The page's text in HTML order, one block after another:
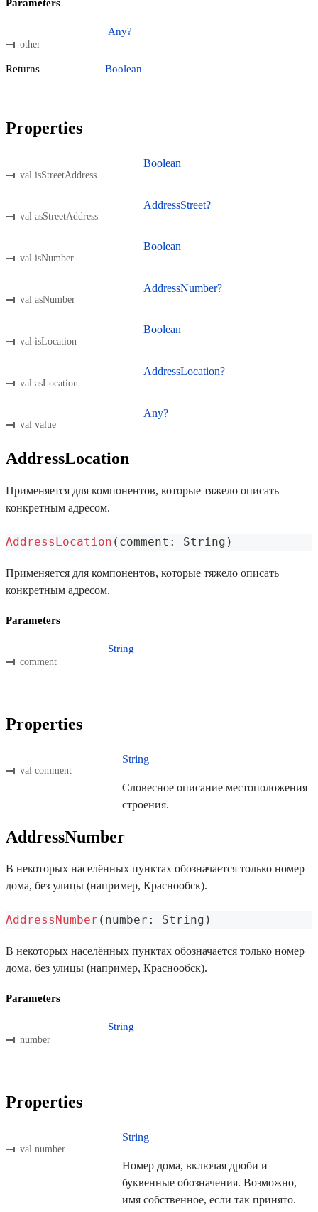
Parameters
other
Any?
Returns Boolean
Properties
val isStreetAddress
Boolean
val asStreetAddress
AddressStreet?
val isNumber
Boolean
val asNumber
AddressNumber?
val isLocation
Boolean
val asLocation
AddressLocation?
val value
Any?
AddressLocation
Применяется для компонентов, которые тяжело описать
конкретным адресом.
AddressLocation ( comment : String )
Применяется для компонентов, которые тяжело описать
конкретным адресом.
Parameters
comment
String
Properties
val comment
String
Словесное описание местоположения
строения.
AddressNumber
В некоторых населённых пунктах обозначается только номер
дома, без улицы (например, Краснообск).
AddressNumber ( number : String )
В некоторых населённых пунктах обозначается только номер
дома, без улицы (например, Краснообск).
Parameters
number
String
Properties
val number
String
Номер дома, включая дроби и
буквенные обозначения. Возможно,
имя собственное, если так принято.